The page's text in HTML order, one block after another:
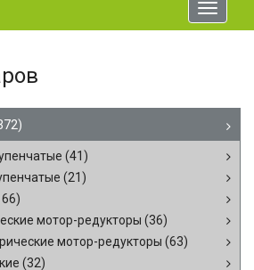
Toggle
(41)
(21)
мотор-редукторы (36)
мотор-редукторы (63)
(32)